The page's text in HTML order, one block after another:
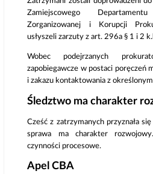
Zamiejscowego
Zorganizowanej i Korupcji
usłyszeli zarzuty z art. 296a § 1 i 2
Wobec podejrzanych
zapobiegawcze w postaci poręczeń
i zakazu kontaktowania z
Śledztwo ma charakter
Cześć z zatrzymanych przyznała
sprawa ma charakter
czynności procesowe.
Apel CBA